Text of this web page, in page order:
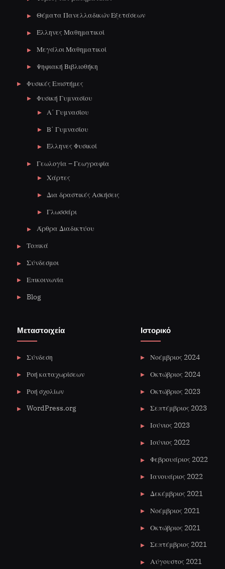
Θέματα Πανελλαδικών Εξετάσεων
Έλληνες Μαθηματικοί
Μεγάλοι Μαθηματικοί
Ψηφιακή Βιβλιοθήκη
Φυσικές Επιστήμες
Φυσική Γυμνασίου
Α΄ Γυμνασίου
Β΄ Γυμνασίου
Έλληνες Φυσικοί
Γεωλογία – Γεωγραφία
Χάρτες
Δια δραστικές Ασκήσεις
Γλωσσάρι
Άρθρα Διαδικτύου
Τοπικά
Σύνδεσμοι
Επικοινωνία
Blog
Μεταστοιχεία
Σύνδεση
Ροή καταχωρίσεων
Ροή σχολίων
WordPress.org
Ιστορικό
Νοέμβριος 2024
Οκτώβριος 2024
Οκτώβριος 2023
Σεπτέμβριος 2023
Ιούνιος 2023
Ιούνιος 2022
Φεβρουάριος 2022
Ιανουάριος 2022
Δεκέμβριος 2021
Νοέμβριος 2021
Οκτώβριος 2021
Σεπτέμβριος 2021
Αύγουστος 2021